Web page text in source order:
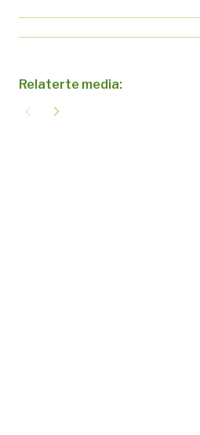
Relaterte media:
navigate_next